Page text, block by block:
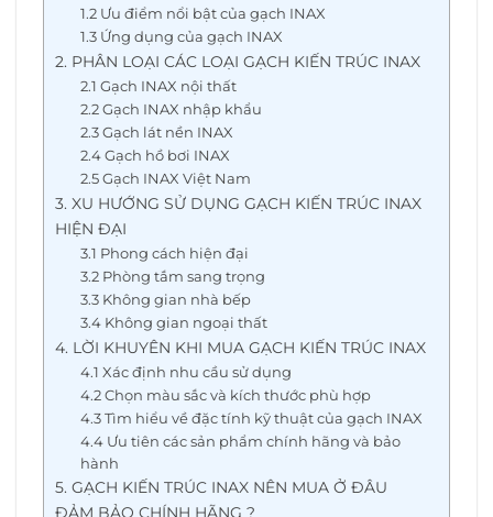
1.2 Ưu điểm nổi bật của gạch INAX
1.3 Ứng dụng của gạch INAX
2. PHÂN LOẠI CÁC LOẠI GẠCH KIẾN TRÚC INAX
2.1 Gạch INAX nội thất
2.2 Gạch INAX nhập khẩu
2.3 Gạch lát nền INAX
2.4 Gạch hồ bơi INAX
2.5 Gạch INAX Việt Nam
3. XU HƯỚNG SỬ DỤNG GẠCH KIẾN TRÚC INAX
HIỆN ĐẠI
3.1 Phong cách hiện đại
3.2 Phòng tắm sang trọng
3.3 Không gian nhà bếp
3.4 Không gian ngoại thất
4. LỜI KHUYÊN KHI MUA GẠCH KIẾN TRÚC INAX
4.1 Xác định nhu cầu sử dụng
4.2 Chọn màu sắc và kích thước phù hợp
4.3 Tìm hiểu về đặc tính kỹ thuật của gạch INAX
4.4 Ưu tiên các sản phẩm chính hãng và bảo
hành
5. GẠCH KIẾN TRÚC INAX NÊN MUA Ở ĐÂU
ĐẢM BẢO CHÍNH HÃNG ?